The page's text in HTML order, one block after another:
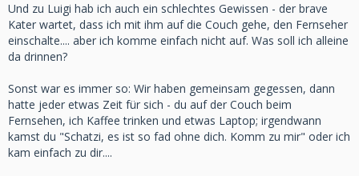
Und zu Luigi hab ich auch ein schlechtes Gewissen - der brave
Kater wartet, dass ich mit ihm auf die Couch gehe, den Fernseher
einschalte.... aber ich komme einfach nicht auf. Was soll ich alleine
da drinnen?
Sonst war es immer so: Wir haben gemeinsam gegessen, dann
hatte jeder etwas Zeit für sich - du auf der Couch beim
Fernsehen, ich Kaffee trinken und etwas Laptop; irgendwann
kamst du "Schatzi, es ist so fad ohne dich. Komm zu mir" oder ich
kam einfach zu dir....